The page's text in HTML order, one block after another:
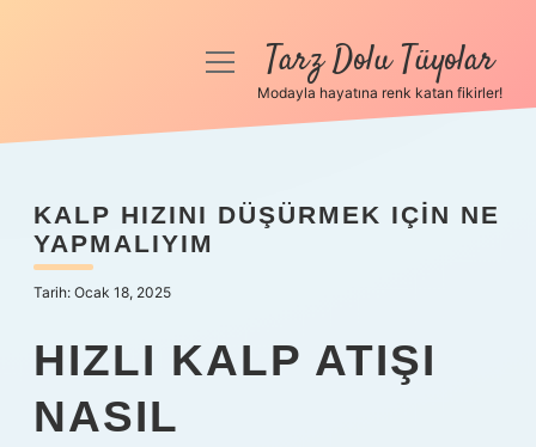
Anasayfa
Yasal Uyarı
Hakkımızda
menüyüTarz Dolu Tüyolar
Modayla hayatına renk katan fikirler!
KALP HIZINI DÜŞÜRMEK IÇIN NE
YAPMALIYIM
Tarih: Ocak 18, 2025
HIZLI KALP ATIŞI
NASIL